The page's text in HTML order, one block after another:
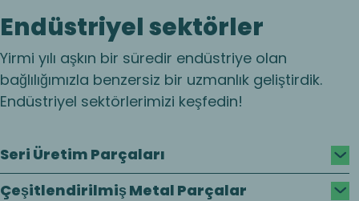
Endüstriyel sektörler
Yirmi yılı aşkın bir süredir endüstriye olan
bağlılığımızla benzersiz bir uzmanlık geliştirdik.
Endüstriyel sektörlerimizi keşfedin!
Seri Üretim Parçaları
Çeşitlendirilmiş Metal Parçalar